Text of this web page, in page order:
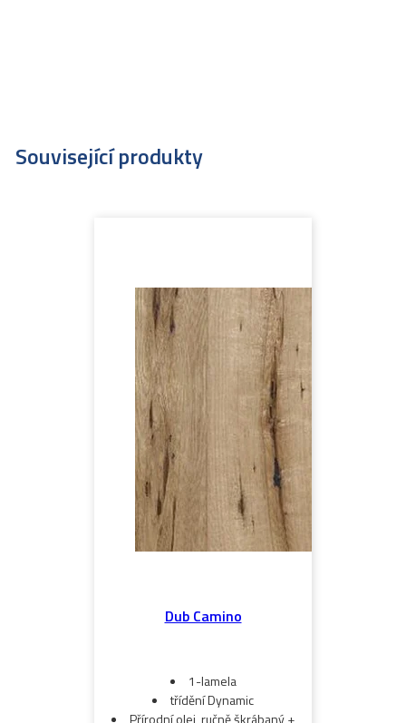
Související produkty
Dub Camino
1-lamela
třídění Dynamic